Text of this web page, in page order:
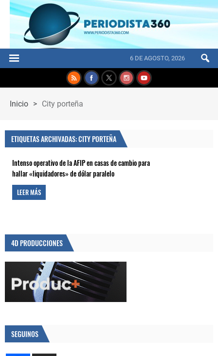
6 DE AGOSTO, 2026
Inicio > City porteña
ETIQUETAS ARCHIVADAS: CITY PORTEÑA
Intenso operativo de la AFIP en casas de cambio para
hallar «liquidadores» de dólar paralelo
LEER MÁS
4D PRODUCCIONES
SEGUINOS